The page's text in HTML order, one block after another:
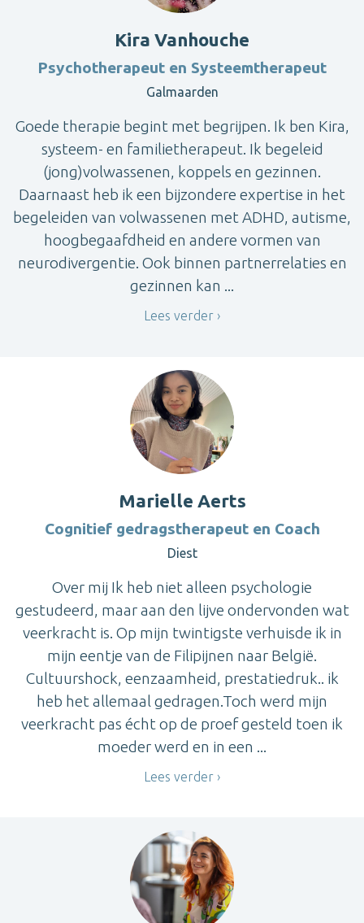
Kira Vanhouche
Psychotherapeut en Systeemtherapeut
Galmaarden
Goede therapie begint met begrijpen. Ik ben Kira,
systeem- en familietherapeut. Ik begeleid
(jong)volwassenen, koppels en gezinnen.
Daarnaast heb ik een bijzondere expertise in het
begeleiden van volwassenen met ADHD, autisme,
hoogbegaafdheid en andere vormen van
neurodivergentie. Ook binnen partnerrelaties en
gezinnen kan ...
Lees verder
Marielle Aerts
Cognitief gedragstherapeut en Coach
Diest
Over mij Ik heb niet alleen psychologie
gestudeerd, maar aan den lijve ondervonden wat
veerkracht is. Op mijn twintigste verhuisde ik in
mijn eentje van de Filipijnen naar België.
Cultuurshock, eenzaamheid, prestatiedruk.. ik
heb het allemaal gedragen.Toch werd mijn
veerkracht pas écht op de proef gesteld toen ik
moeder werd en in een ...
Lees verder